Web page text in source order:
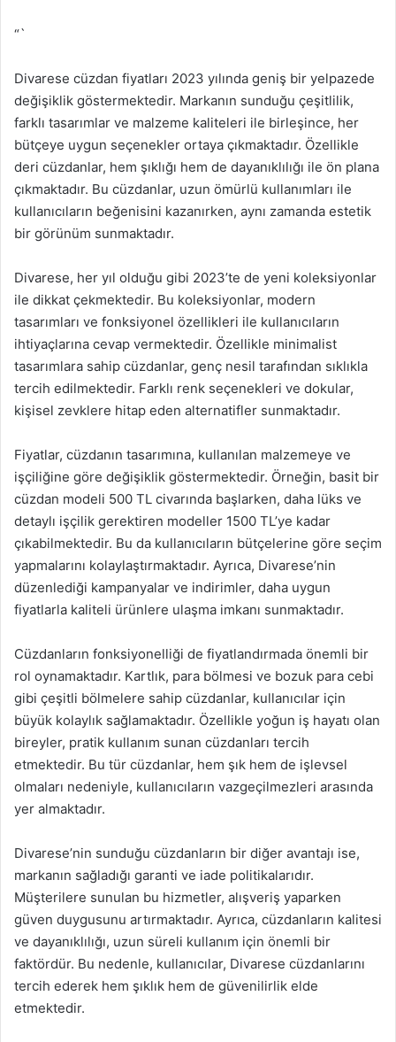
“`
Divarese cüzdan fiyatları 2023 yılında geniş bir yelpazede
değişiklik göstermektedir. Markanın sunduğu çeşitlilik,
farklı tasarımlar ve malzeme kaliteleri ile birleşince, her
bütçeye uygun seçenekler ortaya çıkmaktadır. Özellikle
deri cüzdanlar, hem şıklığı hem de dayanıklılığı ile ön plana
çıkmaktadır. Bu cüzdanlar, uzun ömürlü kullanımları ile
kullanıcıların beğenisini kazanırken, aynı zamanda estetik
bir görünüm sunmaktadır.
Divarese, her yıl olduğu gibi 2023’te de yeni koleksiyonlar
ile dikkat çekmektedir. Bu koleksiyonlar, modern
tasarımları ve fonksiyonel özellikleri ile kullanıcıların
ihtiyaçlarına cevap vermektedir. Özellikle minimalist
tasarımlara sahip cüzdanlar, genç nesil tarafından sıklıkla
tercih edilmektedir. Farklı renk seçenekleri ve dokular,
kişisel zevklere hitap eden alternatifler sunmaktadır.
Fiyatlar, cüzdanın tasarımına, kullanılan malzemeye ve
işçiliğine göre değişiklik göstermektedir. Örneğin, basit bir
cüzdan modeli 500 TL civarında başlarken, daha lüks ve
detaylı işçilik gerektiren modeller 1500 TL’ye kadar
çıkabilmektedir. Bu da kullanıcıların bütçelerine göre seçim
yapmalarını kolaylaştırmaktadır. Ayrıca, Divarese’nin
düzenlediği kampanyalar ve indirimler, daha uygun
fiyatlarla kaliteli ürünlere ulaşma imkanı sunmaktadır.
Cüzdanların fonksiyonelliği de fiyatlandırmada önemli bir
rol oynamaktadır. Kartlık, para bölmesi ve bozuk para cebi
gibi çeşitli bölmelere sahip cüzdanlar, kullanıcılar için
büyük kolaylık sağlamaktadır. Özellikle yoğun iş hayatı olan
bireyler, pratik kullanım sunan cüzdanları tercih
etmektedir. Bu tür cüzdanlar, hem şık hem de işlevsel
olmaları nedeniyle, kullanıcıların vazgeçilmezleri arasında
yer almaktadır.
Divarese’nin sunduğu cüzdanların bir diğer avantajı ise,
markanın sağladığı garanti ve iade politikalarıdır.
Müşterilere sunulan bu hizmetler, alışveriş yaparken
güven duygusunu artırmaktadır. Ayrıca, cüzdanların kalitesi
ve dayanıklılığı, uzun süreli kullanım için önemli bir
faktördür. Bu nedenle, kullanıcılar, Divarese cüzdanlarını
tercih ederek hem şıklık hem de güvenilirlik elde
etmektedir.